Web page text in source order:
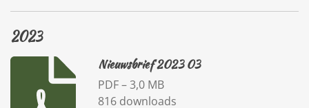
2023
Nieuwsbrief 2023 03
PDF – 3,0 MB
816 downloads